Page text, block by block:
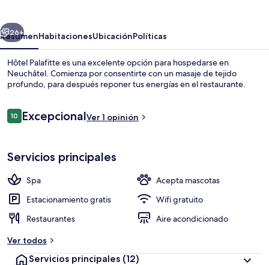
Siguiente
26+
ResumenHabitacionesUbicaciónPolíticas
Hôtel Palafitte es una excelente opción para hospedarse en
Neuchâtel. Comienza por consentirte con un masaje de tejido
profundo, para después reponer tus energías en el restaurante.
Opiniones
1010 de 10,
ExcepcionalVer 1 opinión
Servicios principales
Spa
Acepta mascotas
Estacionamiento gratis
Wifi gratuito
Restaurantes
Aire acondicionado
Ver todos
Servicios principales (12)